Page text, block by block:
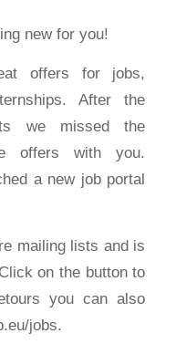
new for you!
offers for jobs,
After the
we missed the
offers with you.
a new job portal
mailing lists and is
on the button to
you can also
jobs.